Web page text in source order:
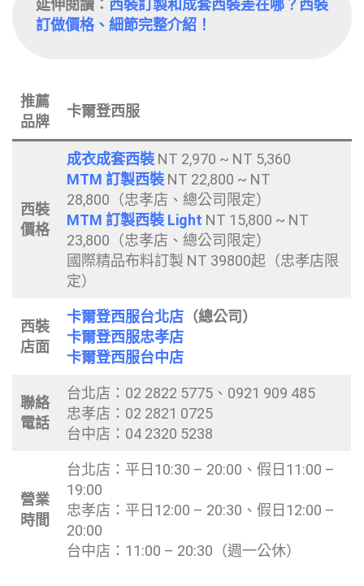
延伸閱讀： 西裝訂製和成套西裝差在哪？西裝
訂做價格、細節完整介紹！
推薦
品牌
卡爾登西服
西裝
價格
成衣成套西裝NT 2,970 ~ NT 5,360
MTM 訂製西裝NT 22,800 ~ NT
28,800（忠孝店、總公司限定）
MTM 訂製西裝 Light NT 15,800 ~ NT
23,800（忠孝店、總公司限定）
國際精品布料訂製 NT 39800起（忠孝店限
定）
西裝
店面
卡爾登西服台北店 （總公司）
卡爾登西服忠孝店
卡爾登西服台中店
聯絡
電話
台北店：02 2822 5775、0921 909 485
忠孝店：02 2821 0725
台中店：04 2320 5238
營業
時間
台北店：平日10:30 – 20:00、假日11:00 –
19:00
忠孝店：平日12:00 – 20:30、假日12:00 –
20:00
台中店：11:00 – 20:30（週一公休）